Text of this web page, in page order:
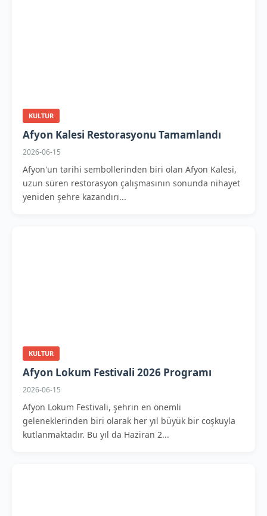
KULTUR
Afyon Kalesi Restorasyonu Tamamlandı
2026-06-15
Afyon'un tarihi sembollerinden biri olan Afyon Kalesi,
uzun süren restorasyon çalışmasının sonunda nihayet
yeniden şehre kazandırı...
KULTUR
Afyon Lokum Festivali 2026 Programı
2026-06-15
Afyon Lokum Festivali, şehrin en önemli
geleneklerinden biri olarak her yıl büyük bir coşkuyla
kutlanmaktadır. Bu yıl da Haziran 2...